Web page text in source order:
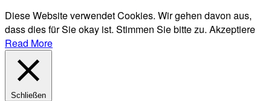
Diese Website verwendet Cookies. Wir gehen davon aus,
dass dies für Sie okay ist. Stimmen Sie bitte zu. Akzeptiere
Read More
Schließen